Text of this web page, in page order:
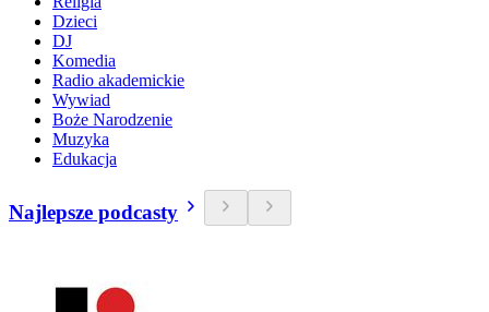
Dzieci
DJ
Komedia
Radio akademickie
Wywiad
Boże Narodzenie
Muzyka
Edukacja
Najlepsze podcasty